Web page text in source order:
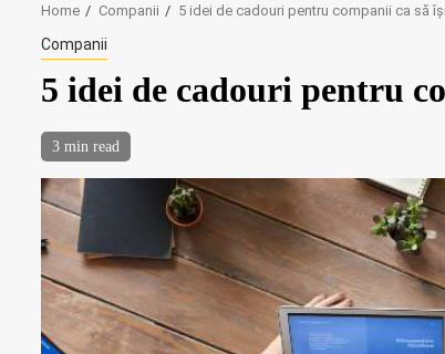
Home Companii 5 idei de cadouri pentru companii ca să
Companii
5 idei de cadouri pentru
3 min read